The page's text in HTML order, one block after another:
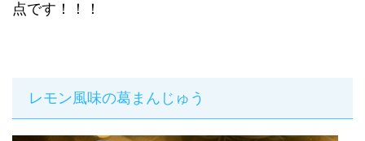
点です！！！
レモン風味の葛まんじゅう